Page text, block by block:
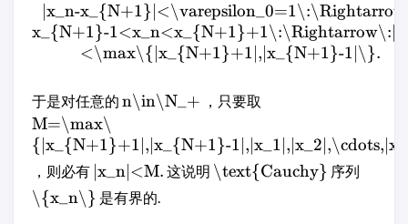
|x_n-
x_{N+1}-
<\max\{|x_{N+1}+1|,|x_{N+1}-1|\}.
于是对任意的 n\in\N_+ ，只要取
M=\max\
{|x_{N+1}+1|,|x_{N+1}-
，则必有 |x_n|<M. 这说明 \text{Cauchy} 序列
\{x_n\} 是有界的.